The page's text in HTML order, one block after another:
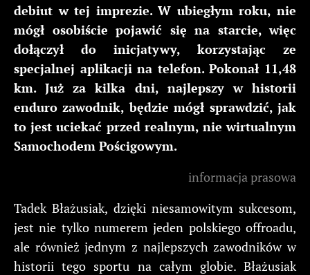
debiut w tej imprezie. W ubiegłym roku, nie
mógł osobiście pojawić się na starcie, więc
dołączył do inicjatywy, korzystając ze
specjalnej aplikacji na telefon. Pokonał 11,48
km. Już za kilka dni, najlepszy w historii
enduro zawodnik, będzie mógł sprawdzić, jak
to jest uciekać przed realnym, nie wirtualnym
Samochodem Pościgowym.
informacja prasowa
Tadek Błażusiak, dzięki niesamowitym sukcesom,
jest nie tylko numerem jeden polskiego offroadu,
ale również jednym z najlepszych zawodników w
historii tego sportu na całym globie. Błażusiak